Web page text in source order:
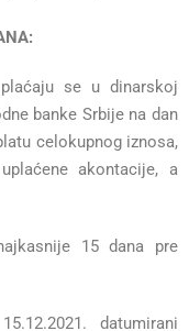
se u dinarskoj
banke Srbije na dan
celokupnog iznosa,
akontacije, a
15 dana pre
datumirani